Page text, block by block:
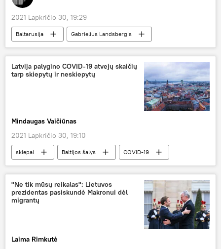
2021 Lapkričio 30, 19:29
Baltarusija
Gabrielius Landsbergis
Kinija
Nugirstas pokalbis
Latvija palygino COVID-19 atvejų skaičių
tarp skiepytų ir neskiepytų
Mindaugas Vaičiūnas
2021 Lapkričio 30, 19:10
skiepai Baltijos šalys COVID-19
"Ne tik mūsų reikalas": Lietuvos
prezidentas pasiskundė Makronui dėl
migrantų
Laima Rimkutė